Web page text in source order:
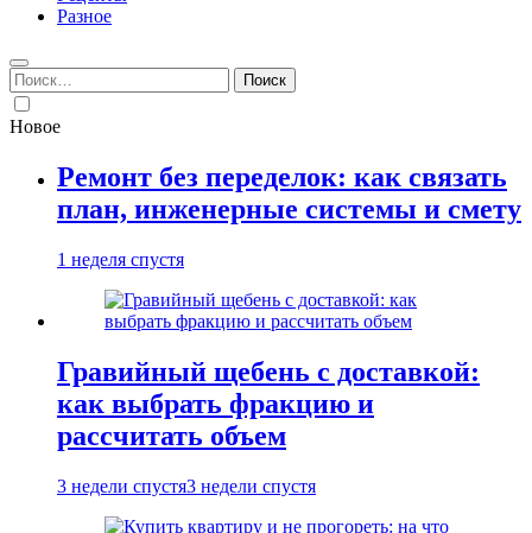
Разное
Найти:
Новое
Ремонт без переделок: как связать
план, инженерные системы и смету
1 неделя спустя
Гравийный щебень с доставкой:
как выбрать фракцию и
рассчитать объем
3 недели спустя3 недели спустя